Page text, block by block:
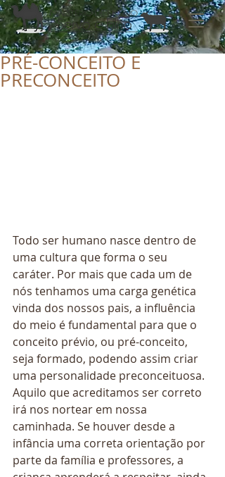
PRÉ-CONCEITO E
PRECONCEITO
Todo ser humano nasce dentro de
uma cultura que forma o seu
caráter. Por mais que cada um de
nós tenhamos uma carga genética
vinda dos nossos pais, a influência
do meio é fundamental para que o
conceito prévio, ou pré-conceito,
seja formado, podendo assim criar
uma personalidade preconceituosa.
Aquilo que acreditamos ser correto
irá nos nortear em nossa
caminhada. Se houver desde a
infância uma correta orientação por
parte da família e professores, a